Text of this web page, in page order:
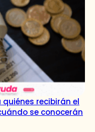
quiénes recibirán el
se conocerán